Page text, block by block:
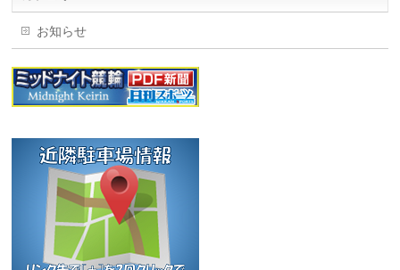
お知らせ